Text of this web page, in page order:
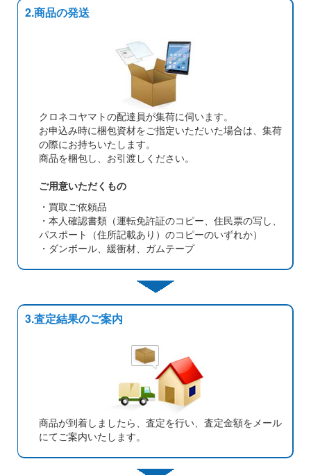
2.商品の発送
クロネコヤマトの配達員が集荷に伺います。
お申込み時に梱包資材をご指定いただいた場合は、集荷
の際にお持ちいたします。
商品を梱包し、お引渡しください。
ご用意いただくもの
・買取ご依頼品
・本人確認書類（運転免許証のコピー、住民票の写し、
パスポート（住所記載あり）のコピーのいずれか）
・ダンボール、緩衝材、ガムテープ
3.査定結果のご案内
商品が到着しましたら、査定を行い、査定金額をメール
にてご案内いたします。